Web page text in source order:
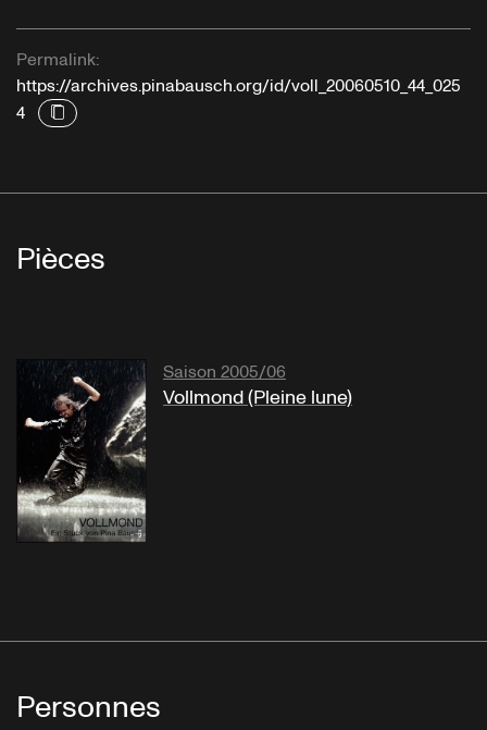
Permalink:
https://archives.pinabausch.org/id/voll_20060510_44_025
4
Pièces
Saison 2005/06
Vollmond (Pleine lune)
Personnes